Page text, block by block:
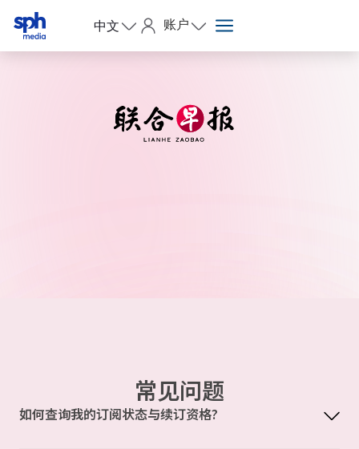
中文 账户
常见问题
如何查询我的订阅状态与续订资格?